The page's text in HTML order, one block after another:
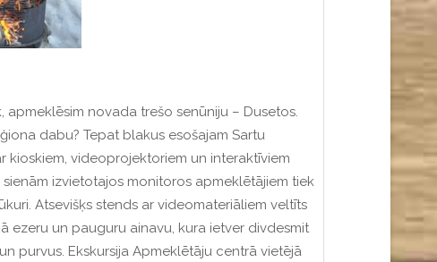
apmeklēsim novada trešo senūniju – Dusetos.
dabu? Tepat blakus esošajam Sartu
kioskiem, videoprojektoriem un interaktīviem
izvietotajos monitoros apmeklētājiem tiek
Atsevišķs stends ar videomateriāliem veltīts
ezeru un pauguru ainavu, kura ietver divdesmit
purvus. Ekskursija Apmeklētāju centrā vietējā